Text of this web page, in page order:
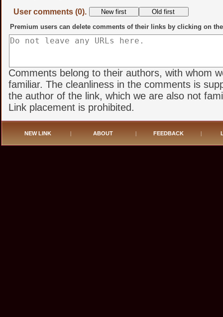
User comments (0).
Premium users can delete comments of their links by clicking on
Comments belong to their authors, with whom
familiar. The cleanliness in the comments is
the author of the link, which we are also not
Link placement is prohibited.
NEW LINK ABOUT FEEDBACK